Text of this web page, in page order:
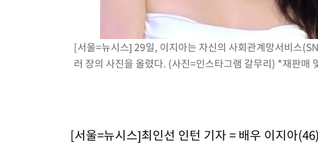
'월드컵 탈락 후폭풍' 축구협회…초유의 압수수색에 '충격·당황'
서울 낮 37.9도, 올여름 최고치 경신…영등포 순간 '40도'
[속보]종합특검, 대검 추가 압수수색…내란 중요임무종사 혐의
[속보]코스닥, 800p 회복…0.26% 오른 801.67 마감
"여기 떨어졌다"…다누리, 스페이스X 로켓 달 충돌 흔적 포착
손흥민, 5경기 연속골 실패…LAFC는 승부차기 끝 과달라하라 격파
[서울=뉴시스] 29일, 이지아는 자신의 사회관계망서비
러 장의 사진을 올렸다. (사진=인스타그램 갈무리) *재판매
[서울=뉴시스]최인선 인턴 기자 = 배우 이지아